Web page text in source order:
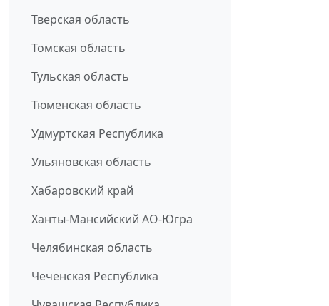
Тверская область
Томская область
Тульская область
Тюменская область
Удмуртская Республика
Ульяновская область
Хабаровский край
Ханты-Мансийский АО-Югра
Челябинская область
Чеченская Республика